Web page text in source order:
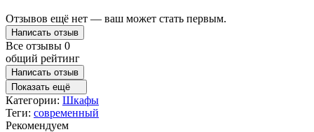
Отзывов ещё нет — ваш может стать первым.
Написать отзыв
Все отзывы 0
общий рейтинг
Написать отзыв
Показать ещё
Категории: Шкафы
Теги: современный
Рекомендуем